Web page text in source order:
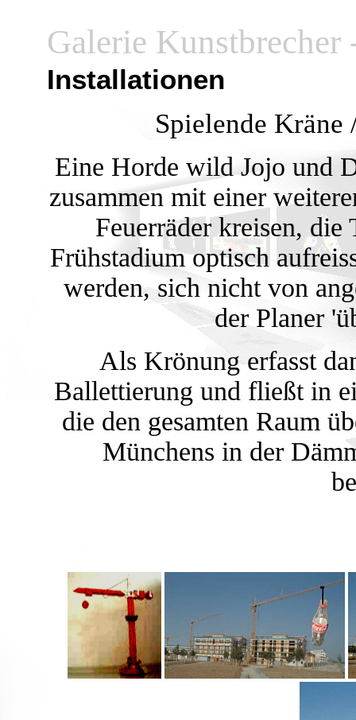
Galerie
Installationen
Spielende
Eine Horde wild Jojo und
zusammen mit einer
Feuerräder kreisen,
Frühstadium optisch
werden, sich nicht von
der Planer
Als Krönung erfasst
Ballettierung und fließt in
die den gesamten Raum
Münchens in der